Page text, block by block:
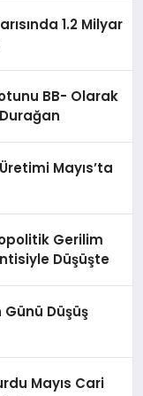
1.2 Milyar
BB- Olarak
Mayıs’ta
Gerilim
Düşüşte
Günü Düşüş
Mayıs Cari